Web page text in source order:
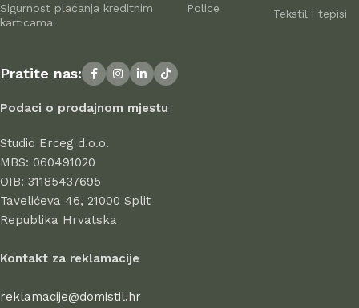
istinske ljubitelje estetike. Na
domistil.hr
pažljivo biramo
najbolje modele modernih proizvođača koji u svakom
ponudi se nalaze proizvodi renomiranih tvrtki koje godinama
uspješno posluju, dokazujući svoju pouzdanost i
profesionalnost.
Svi proizvodi u ponudi odlikuju se visokom kvalitetom izrade,
atraktivnim dizajnom, dugim vijekom trajanja i sigurnošću pri
uporabi. Kod nas birate s povjerenjem – jer stil počinje u
domu.
Sigurnost plaćanja kreditnim
karticama
Police Tekstil i tepisi
Pratite nas:
Podaci o prodajnom mjestu
Studio Erceg d.o.o.
MBS: 060491020
OIB: 31185437695
Tavelićeva 46, 21000 Split
Republika Hrvatska
Kontakt za reklamacije
reklamacije@domistil.hr